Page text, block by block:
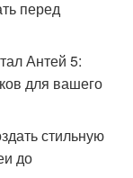
перед
Антей 5:
для вашего
стильную
до